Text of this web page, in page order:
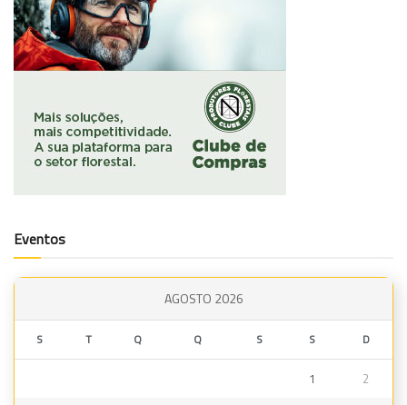
Eventos
AGOSTO 2026
S T Q Q S S D
1 2